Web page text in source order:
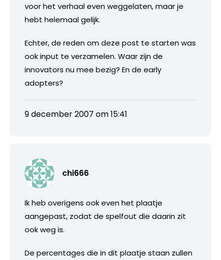
voor het verhaal even weggelaten, maar je
hebt helemaal gelijk.
Echter, de reden om deze post te starten was
ook input te verzamelen. Waar zijn de
innovators nu mee bezig? En de early
adopters?
9 december 2007 om 15:41
chi666
Ik heb overigens ook even het plaatje
aangepast, zodat de spelfout die daarin zit
ook weg is.
De percentages die in dit plaatje staan zullen